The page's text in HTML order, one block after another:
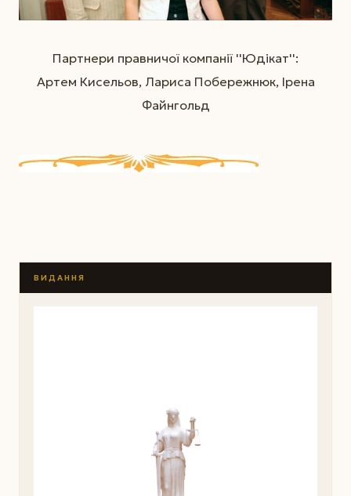
Партнери правничої компанії ''Юдікат'':
Артем Кисельов, Лариса Побережнюк, Ірена
Файнгольд
ВИДАННЯ